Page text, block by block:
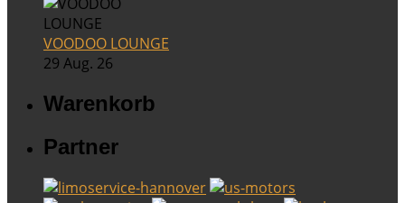
VOODOO LOUNGE
29 Aug. 26
Warenkorb
Partner